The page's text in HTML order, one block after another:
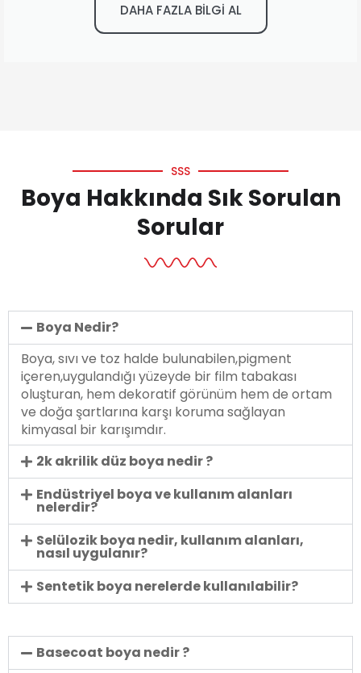
DAHA FAZLA BİLGİ AL
SSS
Boya Hakkında Sık Sorulan
Sorular
Boya Nedir?
Boya, sıvı ve toz halde bulunabilen,pigment
içeren,uygulandığı yüzeyde bir film tabakası
oluşturan, hem dekoratif görünüm hem de ortam
ve doğa şartlarına karşı koruma sağlayan
kimyasal bir karışımdır.
2k akrilik düz boya nedir ?
Endüstriyel boya ve kullanım alanları
nelerdir?
Selülozik boya nedir, kullanım alanları,
nasıl uygulanır?
Sentetik boya nerelerde kullanılabilir?
Basecoat boya nedir ?